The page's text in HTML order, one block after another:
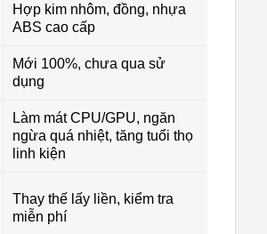
Hợp kim nhôm, đồng, nhựa
ABS cao cấp
Mới 100%, chưa qua sử
dụng
Làm mát CPU/GPU, ngăn
ngừa quá nhiệt, tăng tuổi thọ
linh kiện
Thay thế lấy liền, kiểm tra
miễn phí